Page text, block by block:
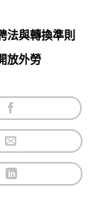
法與轉換準則
放外勞